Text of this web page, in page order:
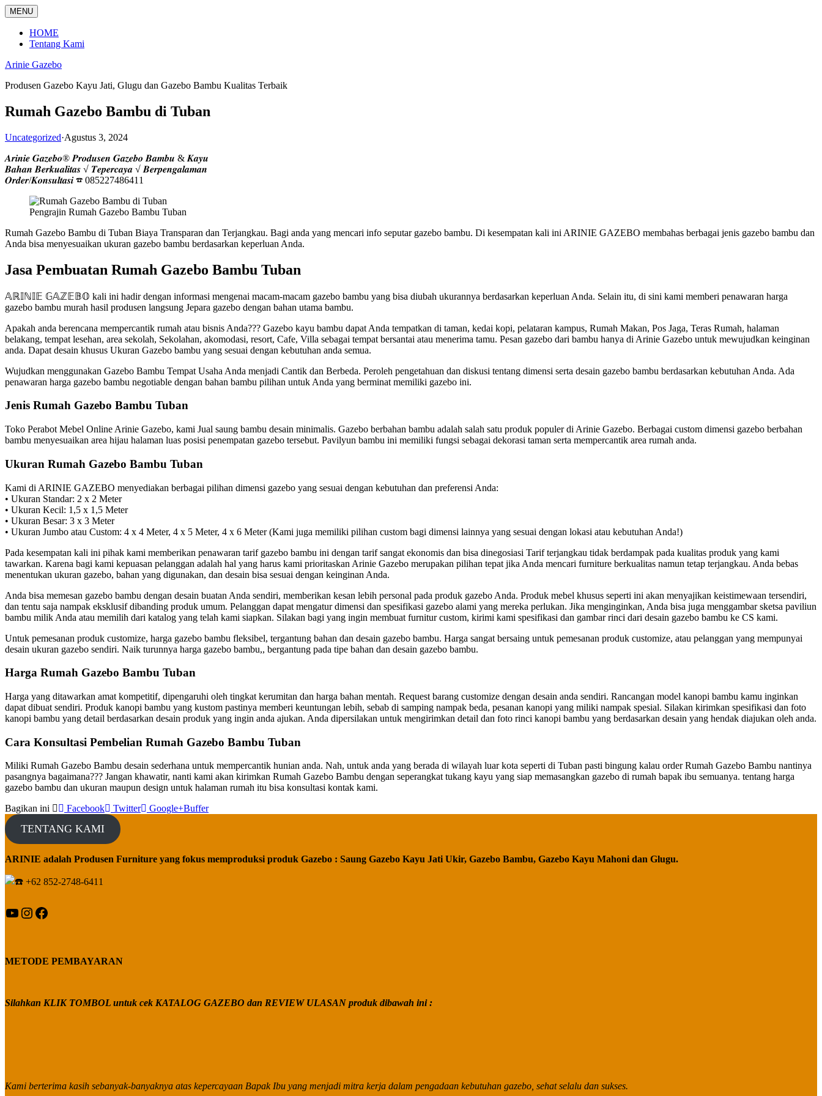
Langsung
ke
konten
MENU
HOME
Tentang Kami
Arinie Gazebo
Produsen Gazebo Kayu Jati, Glugu dan Gazebo Bambu Kualitas Terbaik
Rumah Gazebo Bambu di Tuban
Uncategorized·Agustus 3, 2024
𝑨𝒓𝒊𝒏𝒊𝒆 𝑮𝒂𝒛𝒆𝒃𝒐® 𝑷𝒓𝒐𝒅𝒖𝒔𝒆𝒏 𝑮𝒂𝒛𝒆𝒃𝒐 𝑩𝒂𝒎𝒃𝒖 & 𝑲𝒂𝒚𝒖
𝑩𝒂𝒉𝒂𝒏 𝑩𝒆𝒓𝒌𝒖𝒂𝒍𝒊𝒕𝒂𝒔 √ 𝑻𝒆𝒑𝒆𝒓𝒄𝒂𝒚𝒂 √ 𝑩𝒆𝒓𝒑𝒆𝒏𝒈𝒂𝒍𝒂𝒎𝒂𝒏
𝑶𝒓𝒅𝒆𝒓/𝑲𝒐𝒏𝒔𝒖𝒍𝒕𝒂𝒔𝒊 ☎ 085227486411
Pengrajin Rumah Gazebo Bambu Tuban
Rumah Gazebo Bambu di Tuban Biaya Transparan dan Terjangkau. Bagi anda yang mencari info seputar gazebo bambu. Di kesempatan kali ini ARINIE GAZEBO membahas berbagai jenis gazebo bambu dan
Anda bisa menyesuaikan ukuran gazebo bambu berdasarkan keperluan Anda.
Jasa Pembuatan Rumah Gazebo Bambu Tuban
𝔸ℝ𝕀ℕ𝕀𝔼 𝔾𝔸ℤ𝔼𝔹𝕆 kali ini hadir dengan informasi mengenai macam-macam gazebo bambu yang bisa diubah ukurannya berdasarkan keperluan Anda. Selain itu, di sini kami memberi penawaran harga
gazebo bambu murah hasil produsen langsung Jepara gazebo dengan bahan utama bambu.
Apakah anda berencana mempercantik rumah atau bisnis Anda??? Gazebo kayu bambu dapat Anda tempatkan di taman, kedai kopi, pelataran kampus, Rumah Makan, Pos Jaga, Teras Rumah, halaman
belakang, tempat lesehan, area sekolah, Sekolahan, akomodasi, resort, Cafe, Villa sebagai tempat bersantai atau menerima tamu. Pesan gazebo dari bambu hanya di Arinie Gazebo untuk mewujudkan keinginan
anda. Dapat desain khusus Ukuran Gazebo bambu yang sesuai dengan kebutuhan anda semua.
Wujudkan menggunakan Gazebo Bambu Tempat Usaha Anda menjadi Cantik dan Berbeda. Peroleh pengetahuan dan diskusi tentang dimensi serta desain gazebo bambu berdasarkan kebutuhan Anda. Ada
penawaran harga gazebo bambu negotiable dengan bahan bambu pilihan untuk Anda yang berminat memiliki gazebo ini.
Jenis Rumah Gazebo Bambu Tuban
Toko Perabot Mebel Online Arinie Gazebo, kami Jual saung bambu desain minimalis. Gazebo berbahan bambu adalah salah satu produk populer di Arinie Gazebo. Berbagai custom dimensi gazebo berbahan
bambu menyesuaikan area hijau halaman luas posisi penempatan gazebo tersebut. Pavilyun bambu ini memiliki fungsi sebagai dekorasi taman serta mempercantik area rumah anda.
Ukuran Rumah Gazebo Bambu Tuban
Kami di ARINIE GAZEBO menyediakan berbagai pilihan dimensi gazebo yang sesuai dengan kebutuhan dan preferensi Anda:
• Ukuran Standar: 2 x 2 Meter
• Ukuran Kecil: 1,5 x 1,5 Meter
• Ukuran Besar: 3 x 3 Meter
• Ukuran Jumbo atau Custom: 4 x 4 Meter, 4 x 5 Meter, 4 x 6 Meter (Kami juga memiliki pilihan custom bagi dimensi lainnya yang sesuai dengan lokasi atau kebutuhan Anda!)
Pada kesempatan kali ini pihak kami memberikan penawaran tarif gazebo bambu ini dengan tarif sangat ekonomis dan bisa dinegosiasi Tarif terjangkau tidak berdampak pada kualitas produk yang kami
tawarkan. Karena bagi kami kepuasan pelanggan adalah hal yang harus kami prioritaskan Arinie Gazebo merupakan pilihan tepat jika Anda mencari furniture berkualitas namun tetap terjangkau. Anda bebas
menentukan ukuran gazebo, bahan yang digunakan, dan desain bisa sesuai dengan keinginan Anda.
Anda bisa memesan gazebo bambu dengan desain buatan Anda sendiri, memberikan kesan lebih personal pada produk gazebo Anda. Produk mebel khusus seperti ini akan menyajikan keistimewaan tersendiri,
dan tentu saja nampak eksklusif dibanding produk umum. Pelanggan dapat mengatur dimensi dan spesifikasi gazebo alami yang mereka perlukan. Jika menginginkan, Anda bisa juga menggambar sketsa paviliun
bambu milik Anda atau memilih dari katalog yang telah kami siapkan. Silakan bagi yang ingin membuat furnitur custom, kirimi kami spesifikasi dan gambar rinci dari desain gazebo bambu ke CS kami.
Untuk pemesanan produk customize, harga gazebo bambu fleksibel, tergantung bahan dan desain gazebo bambu. Harga sangat bersaing untuk pemesanan produk customize, atau pelanggan yang mempunyai
desain ukuran gazebo sendiri. Naik turunnya harga gazebo bambu,, bergantung pada tipe bahan dan desain gazebo bambu.
Harga Rumah Gazebo Bambu Tuban
Harga yang ditawarkan amat kompetitif, dipengaruhi oleh tingkat kerumitan dan harga bahan mentah. Request barang customize dengan desain anda sendiri. Rancangan model kanopi bambu kamu inginkan
dapat dibuat sendiri. Produk kanopi bambu yang kustom pastinya memberi keuntungan lebih, sebab di samping nampak beda, pesanan kanopi yang miliki nampak spesial. Silakan kirimkan spesifikasi dan foto
kanopi bambu yang detail berdasarkan desain produk yang ingin anda ajukan. Anda dipersilakan untuk mengirimkan detail dan foto rinci kanopi bambu yang berdasarkan desain yang hendak diajukan oleh anda.
Cara Konsultasi Pembelian Rumah Gazebo Bambu Tuban
Miliki Rumah Gazebo Bambu desain sederhana untuk mempercantik hunian anda. Nah, untuk anda yang berada di wilayah luar kota seperti di Tuban pasti bingung kalau order Rumah Gazebo Bambu nantinya
pasangnya bagaimana??? Jangan khawatir, nanti kami akan kirimkan Rumah Gazebo Bambu dengan seperangkat tukang kayu yang siap memasangkan gazebo di rumah bapak ibu semuanya. tentang harga
gazebo bambu dan ukuran maupun design untuk halaman rumah itu bisa konsultasi kontak kami.
Bagikan ini
Facebook Twitter Google+Buffer
TENTANG KAMI
ARINIE adalah Produsen Furniture yang fokus memproduksi produk Gazebo : Saung Gazebo Kayu Jati Ukir, Gazebo Bambu, Gazebo Kayu Mahoni dan Glugu.
+62 852-2748-6411
YouTube
Instagram
Facebook
METODE PEMBAYARAN
Silahkan KLIK TOMBOL untuk cek KATALOG GAZEBO dan REVIEW ULASAN produk dibawah ini :
Kami berterima kasih sebanyak-banyaknya atas kepercayaan Bapak Ibu yang menjadi mitra kerja dalam pengadaan kebutuhan gazebo, sehat selalu dan sukses.